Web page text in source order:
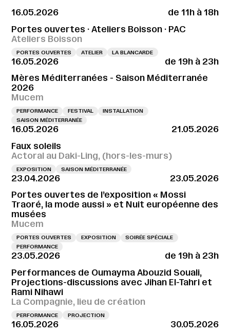
16.05.2026
de 11h à 18h
Portes ouvertes · Ateliers Boisson · PAC
Ateliers Boisson
PORTES OUVERTES ATELIER LA BLANCARDE
16.05.2026
de 19h à 23h
Mères Méditerranées - Saison Méditerranée
2026
Mucem
PERFORMANCE FESTIVAL
INSTALLATION
SAISON MÉDITERRANÉE
16.05.2026
21.05.2026
Faux soleils
Actoral au Daki-Ling, (hors-les-murs)
EXPOSITION SAISON MÉDITERRANÉE
23.04.2026
23.05.2026
Portes ouvertes de l’exposition « Mossi
Traoré, la mode aussi » et Nuit européenne des
musées
Mucem
PORTES OUVERTES EXPOSITION
SOIRÉE SPÉCIALE
PERFORMANCE
23.05.2026
de 19h à 23h
Performances de Oumayma Abouzid Souali,
Projections-discussions avec Jihan El-Tahri et
Rami Nihawi
La Compagnie, lieu de création
PERFORMANCE PROJECTION
16.05.2026
30.05.2026